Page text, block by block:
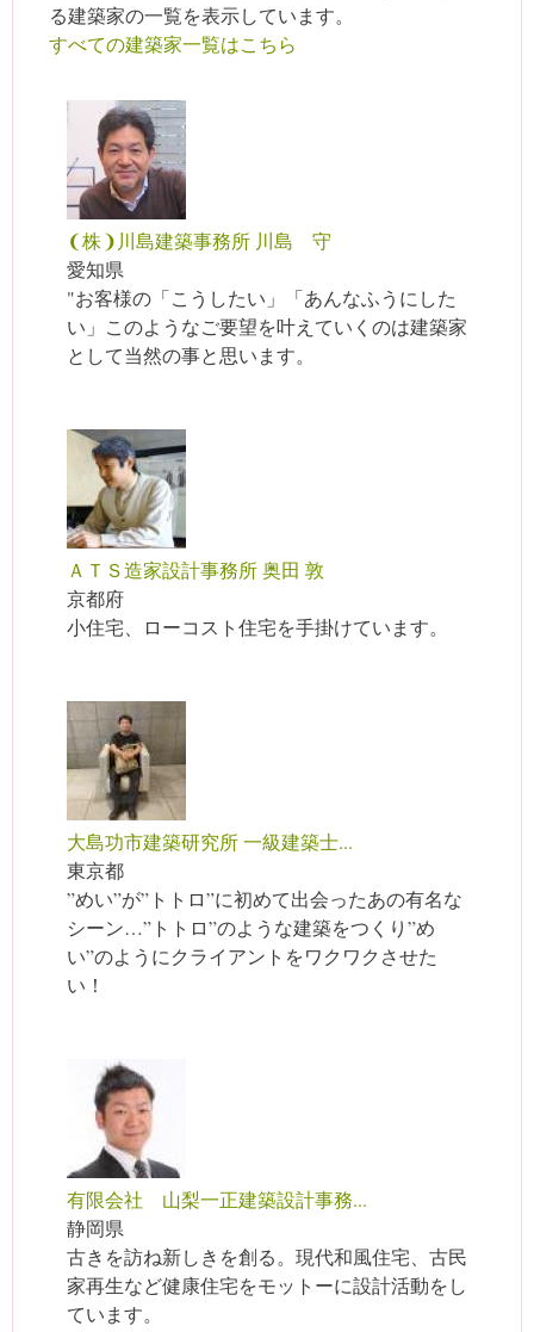
る建築家の一覧を表示しています。
すべての建築家一覧はこちら
❨株❩川島建築事務所 川島 守
愛知県
"お客様の「こうしたい」「あんなふうにした
い」このようなご要望を叶えていくのは建築家
として当然の事と思います。
ＡＴＳ造家設計事務所 奥田 敦
京都府
小住宅、ローコスト住宅を手掛けています。
大島功市建築研究所 一級建築士...
東京都
”めい”が”トトロ”に初めて出会ったあの有名な
シーン…”トトロ”のような建築をつくり”め
い”のようにクライアントをワクワクさせた
い！
有限会社 山梨一正建築設計事務...
静岡県
古きを訪ね新しきを創る。現代和風住宅、古民
家再生など健康住宅をモットーに設計活動をし
ています。